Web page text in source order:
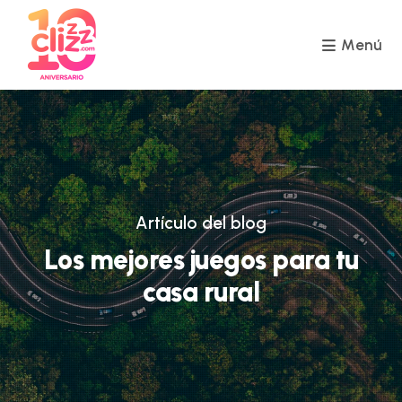
contenido
Menú
Artículo del blog
Los mejores juegos para tu
casa rural